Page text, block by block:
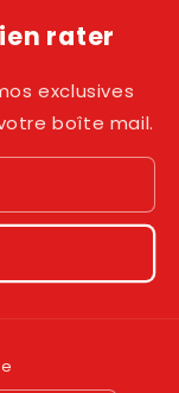
rater
exclusives
boîte mail.